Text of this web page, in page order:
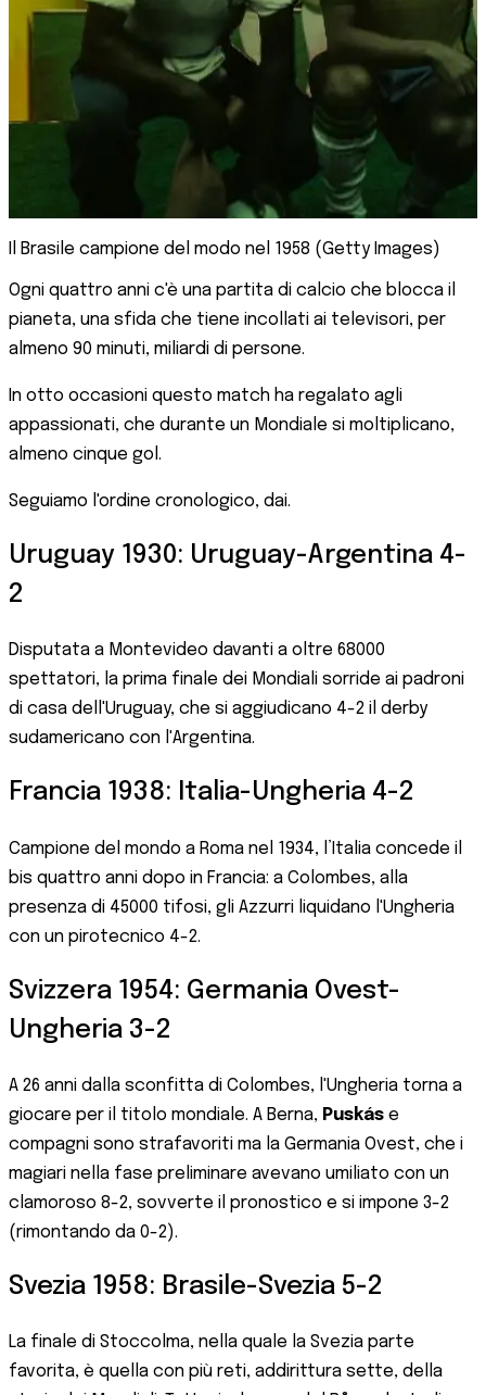
Il Brasile campione del modo nel 1958 (Getty Images)
Ogni quattro anni c'è una partita di calcio che blocca il
pianeta, una sfida che tiene incollati ai televisori, per
almeno 90 minuti, miliardi di persone.
In otto occasioni questo match ha regalato agli
appassionati, che durante un Mondiale si moltiplicano,
almeno cinque gol.
Seguiamo l'ordine cronologico, dai.
Uruguay 1930: Uruguay-Argentina 4-
2
Disputata a Montevideo davanti a oltre 68000
spettatori, la prima finale dei Mondiali sorride ai padroni
di casa dell'Uruguay, che si aggiudicano 4-2 il derby
sudamericano con l'Argentina.
Francia 1938: Italia-Ungheria 4-2
Campione del mondo a Roma nel 1934, l’Italia concede il
bis quattro anni dopo in Francia: a Colombes, alla
presenza di 45000 tifosi, gli Azzurri liquidano l'Ungheria
con un pirotecnico 4-2.
Svizzera 1954: Germania Ovest-
Ungheria 3-2
A 26 anni dalla sconfitta di Colombes, l'Ungheria torna a
giocare per il titolo mondiale. A Berna, Puskás e
compagni sono strafavoriti ma la Germania Ovest, che i
magiari nella fase preliminare avevano umiliato con un
clamoroso 8-2, sovverte il pronostico e si impone 3-2
(rimontando da 0-2).
Svezia 1958: Brasile-Svezia 5-2
La finale di Stoccolma, nella quale la Svezia parte
favorita, è quella con più reti, addirittura sette, della